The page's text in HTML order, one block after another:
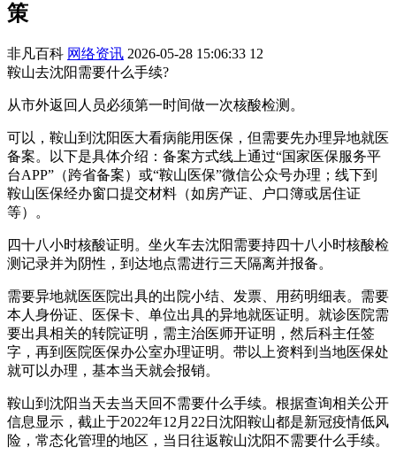
策
非凡百科 网络资讯 2026-05-28 15:06:33 12
鞍山去沈阳需要什么手续?
从市外返回人员必须第一时间做一次核酸检测。
可以，鞍山到沈阳医大看病能用医保，但需要先办理异地就医
备案。以下是具体介绍：备案方式线上通过“国家医保服务平
台APP”（跨省备案）或“鞍山医保”微信公众号办理；线下到
鞍山医保经办窗口提交材料（如房产证、户口簿或居住证
等）。
四十八小时核酸证明。坐火车去沈阳需要持四十八小时核酸检
测记录并为阴性，到达地点需进行三天隔离并报备。
需要异地就医医院出具的出院小结、发票、用药明细表。需要
本人身份证、医保卡、单位出具的异地就医证明。就诊医院需
要出具相关的转院证明，需主治医师开证明，然后科主任签
字，再到医院医保办公室办理证明。带以上资料到当地医保处
就可以办理，基本当天就会报销。
鞍山到沈阳当天去当天回不需要什么手续。根据查询相关公开
信息显示，截止于2022年12月22日沈阳鞍山都是新冠疫情低风
险，常态化管理的地区，当日往返鞍山沈阳不需要什么手续。